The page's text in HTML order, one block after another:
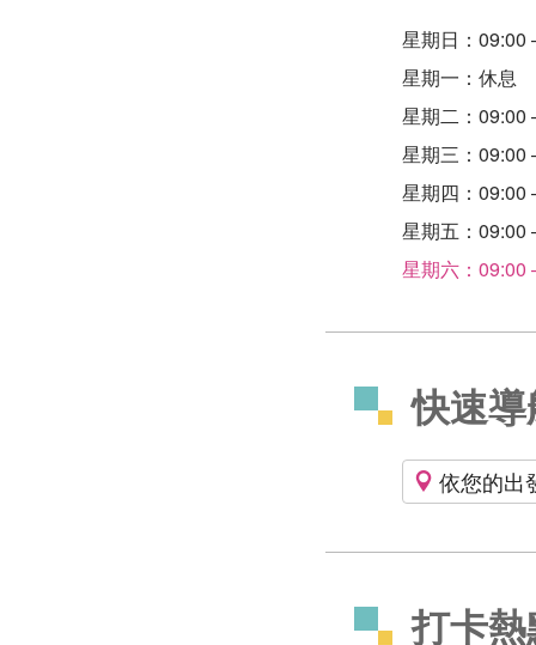
星期日：09:00
星期一：休息
星期二：09:00
星期三：09:00
星期四：09:00
星期五：09:00
星期六：09:00
快速
依您的出
打卡